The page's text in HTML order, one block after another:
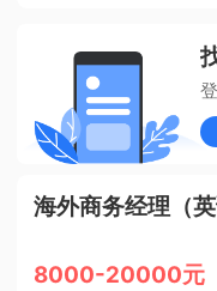
海外商务经理（英
8000-20000元